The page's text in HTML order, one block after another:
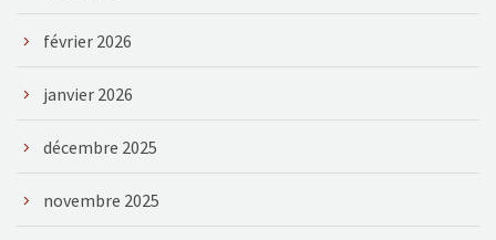
février 2026
janvier 2026
décembre 2025
novembre 2025